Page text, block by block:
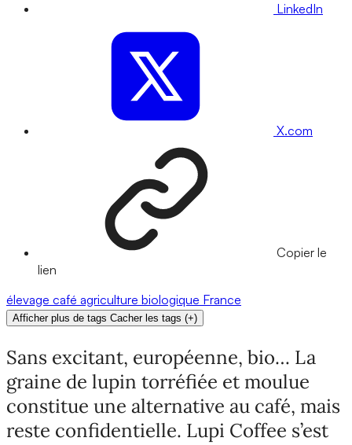
LinkedIn
X.com
Copier le
lien
élevage café agriculture biologique France
Afficher plus de tags Cacher les tags (+)
Sans excitant, européenne, bio… La
graine de lupin torréfiée et moulue
constitue une alternative au café, mais
reste confidentielle. Lupi Coffee s’est